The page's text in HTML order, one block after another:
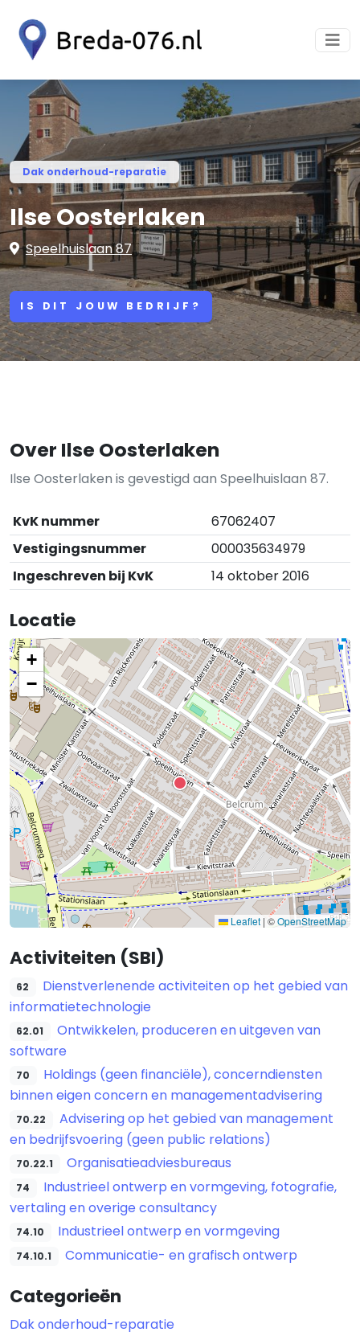
Dak onderhoud-reparatie
Ilse Oosterlaken
Speelhuislaan 87
IS DIT JOUW BEDRIJF?
Over Ilse Oosterlaken
Ilse Oosterlaken is gevestigd aan Speelhuislaan 87.
KvK nummer
67062407
Vestigingsnummer
000035634979
Ingeschreven bij KvK
14 oktober 2016
Locatie
+
−
Leaflet | ©OpenStreetMap
Activiteiten (SBI)
62
Dienstverlenende activiteiten op het gebied van
informatietechnologie
62.01
Ontwikkelen, produceren en uitgeven van
software
70
Holdings (geen financiële), concerndiensten
binnen eigen concern en managementadvisering
70.22
Advisering op het gebied van management
en bedrijfsvoering (geen public relations)
70.22.1 Organisatieadviesbureaus
74
Industrieel ontwerp en vormgeving, fotografie,
vertaling en overige consultancy
74.10 Industrieel ontwerp en vormgeving
74.10.1 Communicatie- en grafisch ontwerp
Categorieën
Dak onderhoud-reparatie